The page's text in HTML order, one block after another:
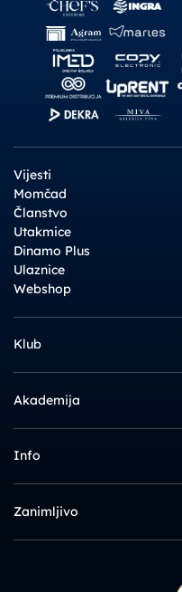
Vijesti
Momčad
Članstvo
Utakmice
Dinamo Plus
Ulaznice
Webshop
Klub
Akademija
Info
Zanimljivo